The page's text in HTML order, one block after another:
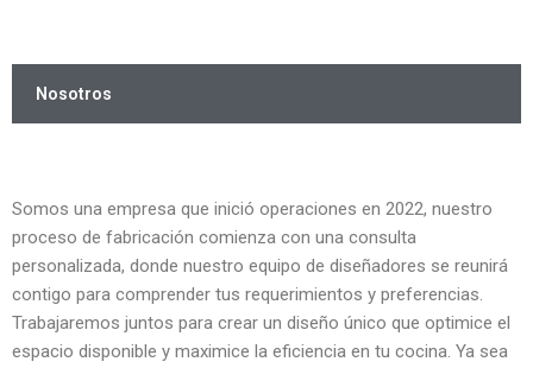
Saltar
contenido
Nosotros
Somos una empresa que inició operaciones en 2022, nuestro
proceso de fabricación comienza con una consulta
personalizada, donde nuestro equipo de diseñadores se reunirá
contigo para comprender tus requerimientos y preferencias.
Trabajaremos juntos para crear un diseño único que optimice el
espacio disponible y maximice la eficiencia en tu cocina. Ya sea